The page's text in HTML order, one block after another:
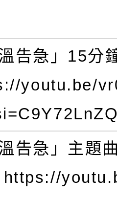
溫告急」15分
youtu.be/
溫告急」主題
https://